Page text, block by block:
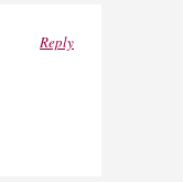
Reply